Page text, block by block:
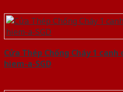
Cửa Thép Chống Cháy 1
hiem-a-SGD